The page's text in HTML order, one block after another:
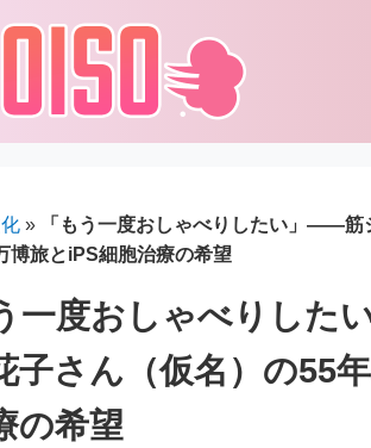
»
「もう一度おしゃべりしたい」——筋
博旅とiPS細胞治療の希望
一度おしゃべりし
子さん（仮名）の55
の希望